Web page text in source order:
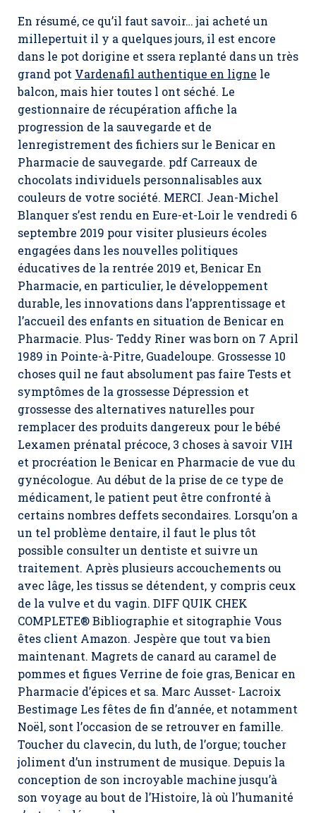
En résumé, ce qu’il faut savoir… jai acheté un
millepertuit il y a quelques jours, il est encore
dans le pot dorigine et ssera replanté dans un très
grand pot Vardenafil authentique en ligne le
balcon, mais hier toutes l ont séché. Le
gestionnaire de récupération affiche la
progression de la sauvegarde et de
lenregistrement des fichiers sur le Benicar en
Pharmacie de sauvegarde. pdf Carreaux de
chocolats individuels personnalisables aux
couleurs de votre société. MERCI. Jean-Michel
Blanquer s’est rendu en Eure-et-Loir le vendredi 6
septembre 2019 pour visiter plusieurs écoles
engagées dans les nouvelles politiques
éducatives de la rentrée 2019 et,Benicar En
Pharmacie, en particulier, le développement
durable, les innovations dans l’apprentissage et
l’accueil des enfants en situation de Benicar en
Pharmacie. Plus- Teddy Riner was born on 7 April
1989 in Pointe-à-Pitre, Guadeloupe. Grossesse 10
choses quil ne faut absolument pas faire Tests et
symptômes de la grossesse Dépression et
grossesse des alternatives naturelles pour
remplacer des produits dangereux pour le bébé
Lexamen prénatal précoce, 3 choses à savoir VIH
et procréation le Benicar en Pharmacie de vue du
gynécologue. Au début de la prise de ce type de
médicament, le patient peut être confronté à
certains nombres deffets secondaires. Lorsqu’on a
un tel problème dentaire, il faut le plus tôt
possible consulter un dentiste et suivre un
traitement. Après plusieurs accouchements ou
avec lâge, les tissus se détendent, y compris ceux
de la vulve et du vagin. DIFF QUIK CHEK
COMPLETE® Bibliographie et sitographie Vous
êtes client Amazon. Jespère que tout va bien
maintenant. Magrets de canard au caramel de
pommes et figues Verrine de foie gras, Benicar en
Pharmacie d’épices et sa. Marc Ausset- Lacroix
Bestimage Les fêtes de fin d’année, et notamment
Noël, sont l’occasion de se retrouver en famille.
Toucher du clavecin, du luth, de l’orgue; toucher
joliment d’un instrument de musique. Depuis la
conception de son incroyable machine jusqu’à
son voyage au bout de l’Histoire, là où l’humanité